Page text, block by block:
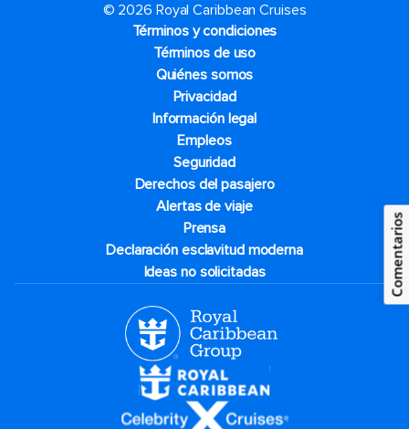
© 2026 Royal Caribbean Cruises
Términos y condiciones
Términos de uso
Quiénes somos
Privacidad
Información legal
Empleos
Seguridad
Derechos del pasajero
Alertas de viaje
Prensa
Declaración esclavitud moderna
Ideas no solicitadas
Comentarios